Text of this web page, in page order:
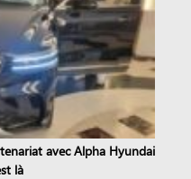
avec Alpha Hyundai
là